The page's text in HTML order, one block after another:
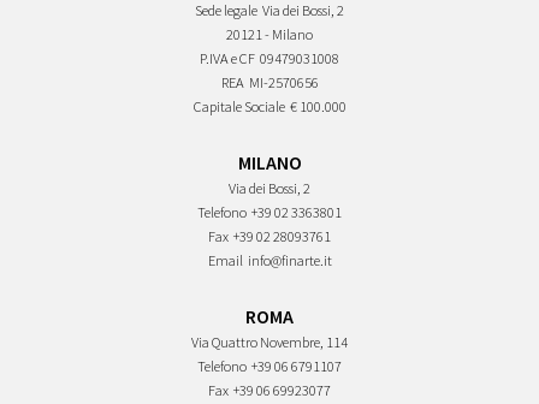
Sede legale Via dei Bossi, 2
20121 - Milano
P.IVA e CF 09479031008
REA MI-2570656
Capitale Sociale € 100.000
MILANO
Via dei Bossi, 2
Telefono +39 02 3363801
Fax +39 02 28093761
Email info@finarte.it
ROMA
Via Quattro Novembre, 114
Telefono +39 06 6791107
Fax +39 06 69923077